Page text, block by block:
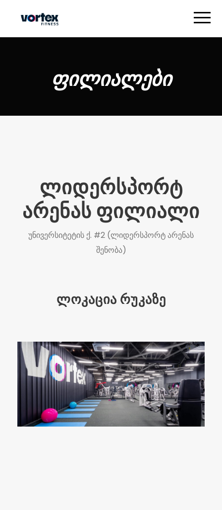
ᲤᲘᲚᲘᲐᲚᲔᲑᲘ
ლიდერსპორტ
არენას ფილიალი
უნივერსიტეტის ქ. #2 (ლიდერსპორტ არენას
შენობა)
ლოკაცია რუკაზე